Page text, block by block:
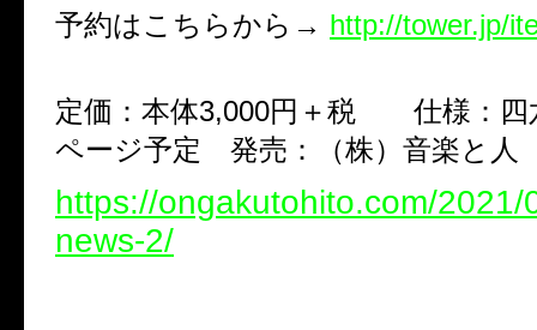
予約はこちらから→ http://tower.jp/
定価：本体3,000円＋税 仕様：四
ページ予定 発売：（株）音楽と人
https://ongakutohito.com/2021/
news-2/